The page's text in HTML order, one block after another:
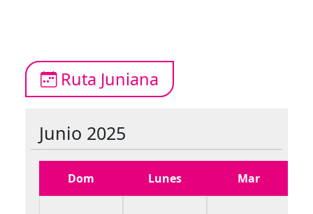
Ruta Juniana
Junio 2025
Dom Lunes Mar